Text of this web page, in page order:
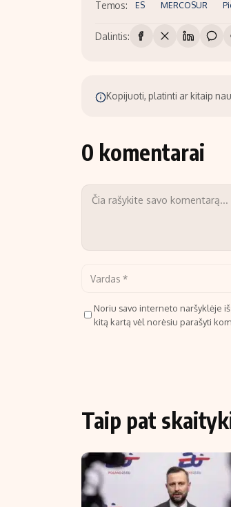
Temos: ES MERCOSUR
Dalintis:
Kopijuoti, platinti ar kitaip
0 komentarai
Noriu savo interneto naršyklėje
kitą kartą vėl norėsiu parašyti
Taip pat